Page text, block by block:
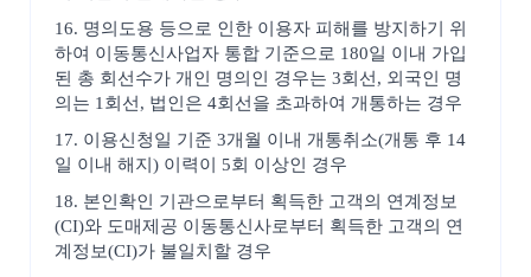
16. 명의도용 등으로 인한 이용자 피해를 방지하기 위
하여 이동통신사업자 통합 기준으로 180일 이내 가입
된 총 회선수가 개인 명의인 경우는 3회선, 외국인 명
의는 1회선, 법인은 4회선을 초과하여 개통하는 경우
17. 이용신청일 기준 3개월 이내 개통취소(개통 후 14
일 이내 해지) 이력이 5회 이상인 경우
18. 본인확인 기관으로부터 획득한 고객의 연계정보
(CI)와 도매제공 이동통신사로부터 획득한 고객의 연
계정보(CI)가 불일치할 경우